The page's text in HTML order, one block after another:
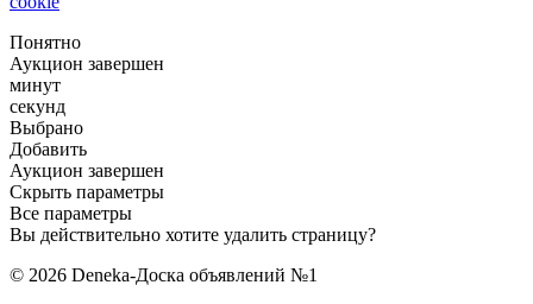
Понятно
Аукцион завершен
минут
секунд
Выбрано
Добавить
Аукцион завершен
Скрыть параметры
Все параметры
Вы действительно хотите удалить страницу?
© 2026 Deneka-Доска объявлений №1